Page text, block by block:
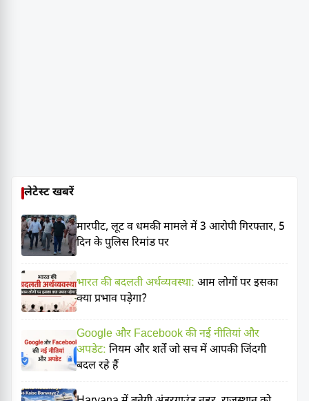
लेटेस्ट खबरें
मारपीट, लूट व धमकी मामले में 3 आरोपी गिरफ्तार, 5
दिन के पुलिस रिमांड पर
भारत की बदलती अर्थव्यवस्था: आम लोगों पर इसका
क्या प्रभाव पड़ेगा?
Google और Facebook की नई नीतियां और
अपडेट: नियम और शर्तें जो सच में आपकी जिंदगी
बदल रहे हैं